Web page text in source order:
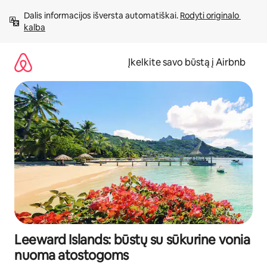
prie
turinio
Dalis informacijos išversta automatiškai. Rodyti originalo
kalba
Įkelkite savo būstą į Airbnb
Leeward Islands: būstų su sūkurine vonia
nuoma atostogoms